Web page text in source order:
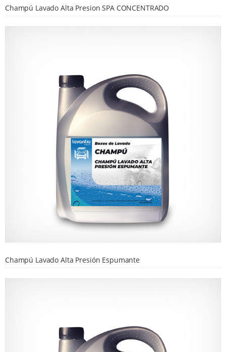
Champú Lavado Alta Presion SPA CONCENTRADO
Champú Lavado Alta Presión Espumante